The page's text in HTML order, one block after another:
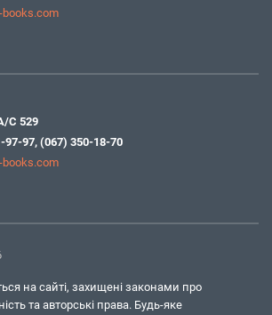
books.com
С 529
97-97, (067) 350-18-70
books.com
на сайті, захищені законами про
та авторські права. Будь-яке